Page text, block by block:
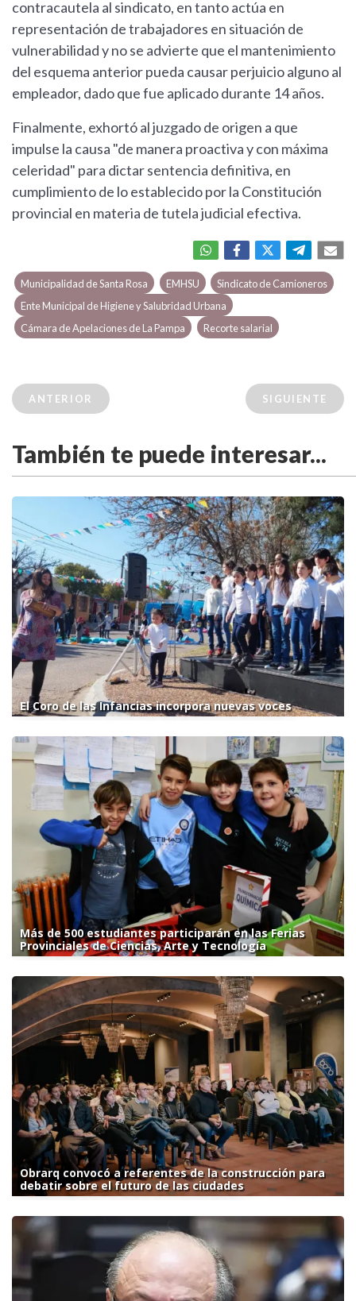
contracautela al sindicato, en tanto actúa en
representación de trabajadores en situación de
vulnerabilidad y no se advierte que el mantenimiento
del esquema anterior pueda causar perjuicio alguno al
empleador, dado que fue aplicado durante 14 años.
Finalmente, exhortó al juzgado de origen a que
impulse la causa "de manera proactiva y con máxima
celeridad" para dictar sentencia definitiva, en
cumplimiento de lo establecido por la Constitución
provincial en materia de tutela judicial efectiva.
Municipalidad de Santa Rosa EMHSU
Sindicato de Camioneros
Ente Municipal de Higiene y Salubridad Urbana
Cámara de Apelaciones de La Pampa
Recorte salarial
ANTERIOR SIGUIENTE
También te puede interesar...
El Coro de las Infancias incorpora nuevas voces
Más de 500 estudiantes participarán en las Ferias
Provinciales de Ciencias, Arte y Tecnología
Obrarq convocó a referentes de la construcción para
debatir sobre el futuro de las ciudades